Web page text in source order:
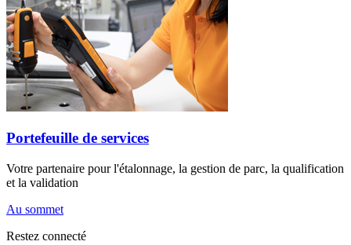
Portefeuille de services
Votre partenaire pour l'étalonnage, la gestion de parc, la qualification
et la validation
Au sommet
Restez connecté